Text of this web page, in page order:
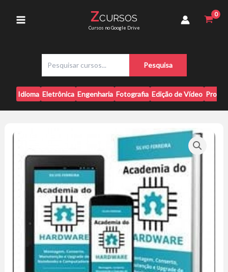
Menu
ZCURSOS
Cursos no Google Drive
s
q
u
i
Pesquisa
Idioma Eletrônica Engenharia Fotografia Edição de Vídeo
Silvio